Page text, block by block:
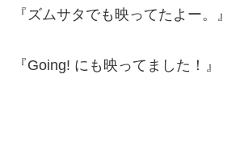
『ズムサタでも映ってたよー。』
『Going! にも映ってました！』